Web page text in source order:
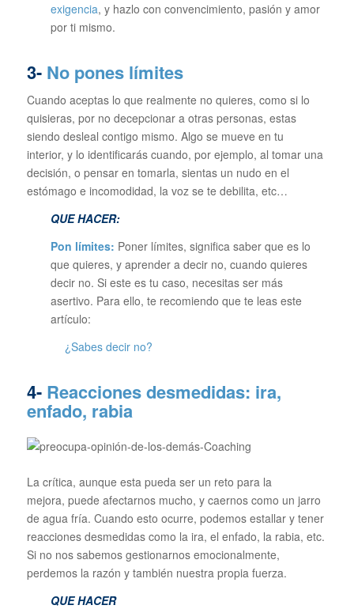
exigencia, y hazlo con convencimiento, pasión y amor
por ti mismo.
3-No pones límites
Cuando aceptas lo que realmente no quieres, como si lo
quisieras, por no decepcionar a otras personas, estas
siendo desleal contigo mismo. Algo se mueve en tu
interior, y lo identificarás cuando, por ejemplo, al tomar una
decisión, o pensar en tomarla, sientas un nudo en el
estómago e incomodidad, la voz se te debilita, etc…
QUE HACER:
Pon límites: Poner límites, significa saber que es lo
que quieres, y aprender a decir no, cuando quieres
decir no. Si este es tu caso, necesitas ser más
asertivo. Para ello, te recomiendo que te leas este
artículo:
¿Sabes decir no?
4-Reacciones desmedidas: ira,
enfado, rabia
La crítica, aunque esta pueda ser un reto para la
mejora, puede afectarnos mucho, y caernos como un jarro
de agua fría. Cuando esto ocurre, podemos estallar y tener
reacciones desmedidas como la ira, el enfado, la rabia, etc.
Si no nos sabemos gestionarnos emocionalmente,
perdemos la razón y también nuestra propia fuerza.
QUE HACER